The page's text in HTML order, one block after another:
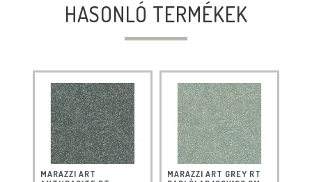
HASONLÓ TERMÉKEK
MARAZZI ART
MARAZZI ART GREY RT